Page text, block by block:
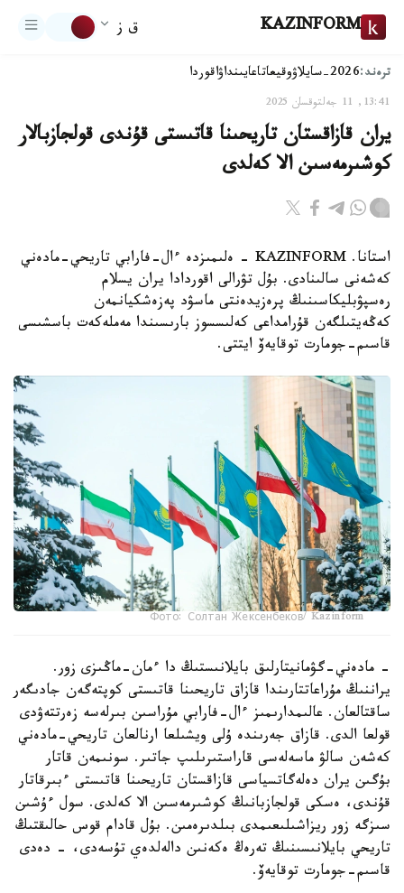
KAZINFORM ق ز
ترەند:2026-سايلاۋ وقيعاتاعايىنداۋاقوردا
13:41, 11 جەلتوقسان 2025
يران قازاقستان تاريحىنا قاتىستى قۇندى قولجازبالار
كوشىرمەسىن الا كەلدى
استانا. KAZINFORM - ەلىمىزدە ءال-فارابي تاريحي-مادەني
كەشەنى سالىنادى. بۇل تۋرالى اقوردادا يران يسلام
رەسپۋبليكاسىنىڭ پرەزيدەنتى ماسۋد پەزەشكيانمەن
كەڭەيتىلگەن قۇرامداعى كەلىسسوز بارىسىندا مەملەكەت باسشىسى
قاسىم-جومارت توقايەۆ ايتتى.
Фото: Солтан Жексенбеков/ Kazinform
- مادەني-گۋمانيتارلىق بايلانىستىڭ دا ءمان-ماڭىزى زور.
يراننىڭ مۇراعاتتارىندا قازاق تاريحىنا قاتىستى كوپتەگەن جادىگەر
ساقتالعان. عالىمدارىمىز ءال-فارابي مۇراسىن بىرلەسە زەرتتەۋدى
قولعا الدى. قازاق جەرىندە ۇلى ويشىلعا ارنالعان تاريحي-مادەني
كەشەن سالۋ ماسەلەسى قاراستىرىلىپ جاتىر. سونىمەن قاتار
بۇگىن يران دەلەگاتسياسى قازاقستان تاريحىنا قاتىستى ءبىرقاتار
قۇندى، ەسكى قولجازبانىڭ كوشىرمەسىن الا كەلدى. سول ءۇشىن
سىزگە زور ريزاشىلىعىمدى بىلدىرەمىن. بۇل قادام قوس حالىقتىڭ
تاريحي بايلانىسىنىڭ تەرەڭ ەكەنىن دالەلدەي تۇسەدى، - دەدى
قاسىم-جومارت توقايەۆ.